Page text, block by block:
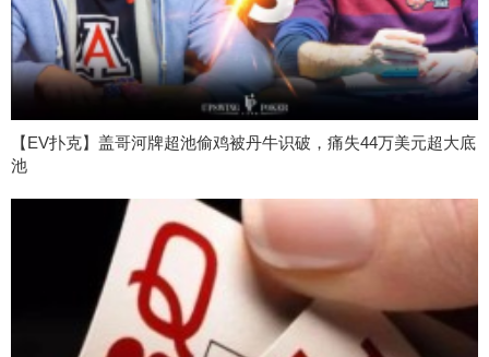
【EV扑克】盖哥河牌超池偷鸡被丹牛识破，痛失44万美元超大底
池